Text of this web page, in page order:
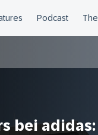
bei adidas: